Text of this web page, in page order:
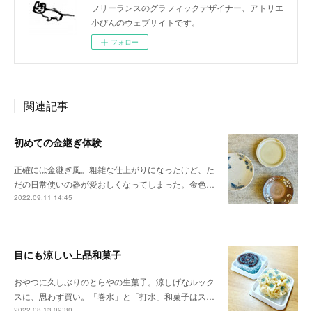
フリーランスのグラフィックデザイナー、アトリエ
小びんのウェブサイトです。
フォロー
関連記事
初めての金継ぎ体験
正確には金継ぎ風。粗雑な仕上がりになったけど、た
だの日常使いの器が愛おしくなってしまった。金色…
2022.09.11 14:45
目にも涼しい上品和菓子
おやつに久しぶりのとらやの生菓子。涼しげなルック
スに、思わず買い。「巻水」と「打水」和菓子はス…